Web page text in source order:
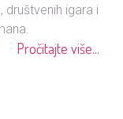
društvenih igara i
Pročitajte više...